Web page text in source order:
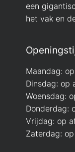
een
het vak en
Maandag:
Dinsdag: op
Woensdag:
Donderdag:
Vrijdag: op
Zaterdag: